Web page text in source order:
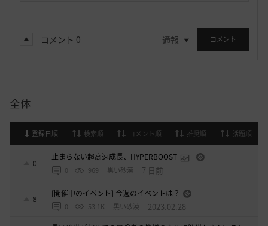
コメント 0 通報 コメント
全体
登録日順 検索順 コメント順 推奨順 話題順
0
止まらない超高速成長、HYPERBOOST
0 969 黒い砂漠 7 日前
8
[開催中のイベント] 今週のイベントは？
0 53.1K 黒い砂漠 2023.02.28